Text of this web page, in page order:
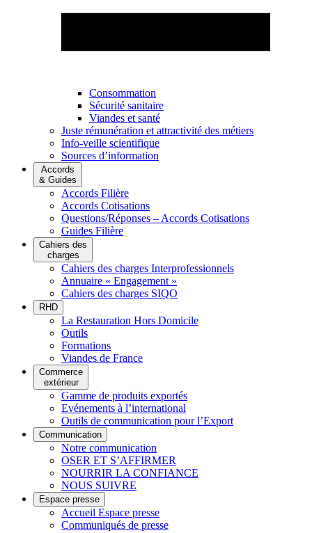
Consommation
Sécurité sanitaire
Viandes et santé
Juste rémunération et attractivité des métiers
Info-veille scientifique
Sources d’information
Accords
& Guides
Accords Filière
Accords Cotisations
Questions/Réponses – Accords Cotisations
Guides Filière
Cahiers des
charges
Cahiers des charges Interprofessionnels
Annuaire « Engagement »
Cahiers des charges SIQO
RHD
La Restauration Hors Domicile
Outils
Formations
Viandes de France
Commerce
extérieur
Gamme de produits exportés
Evénements à l’international
Outils de communication pour l’Export
Communication
Notre communication
OSER ET S’AFFIRMER
NOURRIR LA CONFIANCE
NOUS SUIVRE
Espace presse
Accueil Espace presse
Communiqués de presse